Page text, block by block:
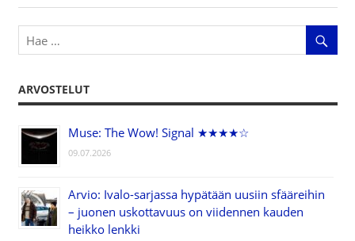
ARVOSTELUT
Muse: The Wow! Signal ★★★★☆
09.07.2026
Arvio: Ivalo-sarjassa hypätään uusiin sfääreihin
– juonen uskottavuus on viidennen kauden
heikko lenkki